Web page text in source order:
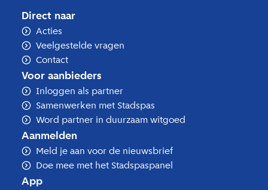
Direct naar
Acties
Veelgestelde vragen
Contact
Voor aanbieders
Inloggen als partner
Samenwerken met Stadspas
Word partner in duurzaam witgoed
Aanmelden
Meld je aan voor de nieuwsbrief
Doe mee met het Stadspaspanel
App